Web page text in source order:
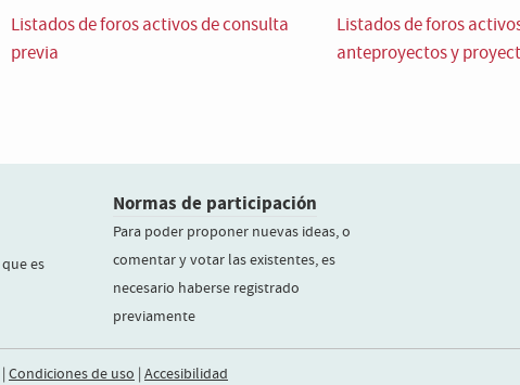
Listados de foros activos de consulta
previa
Listados de foros
anteproyectos y
que es
Normas de participación
Para poder proponer nuevas ideas, o
comentar y votar las existentes, es
necesario haberse registrado
previamente
| Condiciones de uso | Accesibilidad